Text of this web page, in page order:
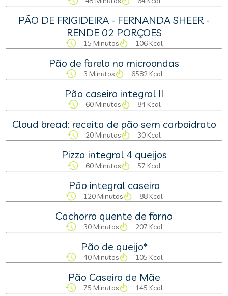
PÃO DE FRIGIDEIRA - FERNANDA SHEER -
RENDE 02 PORÇOES
15 Minutos 106 Kcal
Pão de farelo no microondas
3 Minutos 6582 Kcal
Pão caseiro integral II
60 Minutos 84 Kcal
Cloud bread: receita de pão sem carboidrato
20 Minutos 30 Kcal
Pizza integral 4 queijos
60 Minutos 57 Kcal
Pão integral caseiro
120 Minutos 88 Kcal
Cachorro quente de forno
30 Minutos 207 Kcal
Pão de queijo*
40 Minutos 105 Kcal
Pão Caseiro de Mãe
75 Minutos 145 Kcal